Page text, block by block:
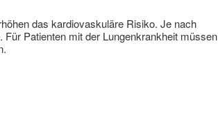
das kardiovaskuläre Risiko. Je nach
Patienten mit der Lungenkrankheit müssen